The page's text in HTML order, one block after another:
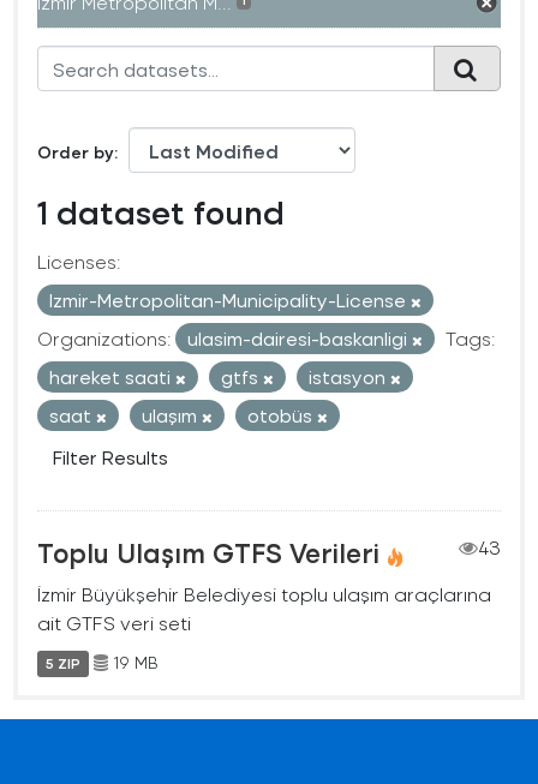
Order by
1 dataset found
Licenses:
Izmir-Metropolitan-Municipality-License
Organizations:
ulasim-dairesi-baskanligi
Tags:
hareket saati
gtfs
istasyon
saat
ulaşım
otobüs
Filter Results
Toplu Ulaşım GTFS Verileri
43
İzmir Büyükşehir Belediyesi toplu ulaşım araçlarına
ait GTFS veri seti
5 ZIP 19 MB